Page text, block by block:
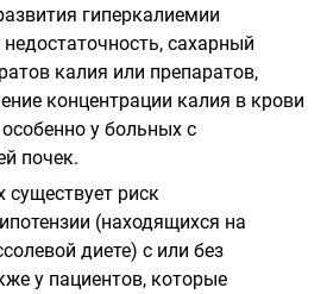
гиперкалиемии
сахарный
калия или препаратов,
концентрации калия в крови
у больных с
почек.
риск
(находящихся на
диете) с или без
у пациентов, которые